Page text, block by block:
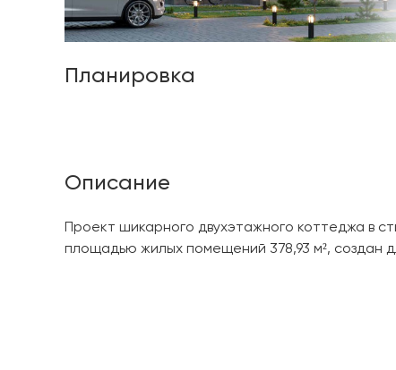
Планировка
Описание
Проект шикарного двухэтажного коттеджа в
площадью жилых помещений 378,93 м², создан
проводить время на улице в любое время
автомобили площадью 38,82 м² обеспечивает
станут отличным местом для утреннего кофе